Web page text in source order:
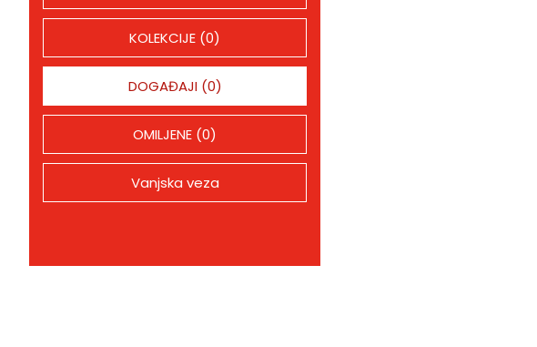
KOLEKCIJE (0)
DOGAĐAJI (0)
OMILJENE (0)
Vanjska veza